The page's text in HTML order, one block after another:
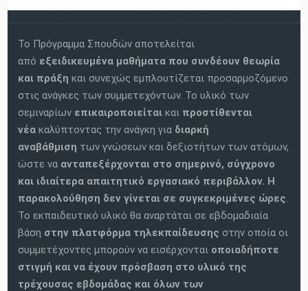
Το Πρόγραμμα Σπουδών αποτελείται
από εξειδικευμένα μαθήματα που συνδέουν θεωρία
και πράξη και συνεχώς εμπλουτίζεται προσαρμοζόμενο
στις ανάγκες των συμμετεχόντων. Το υλικό των
σεμιναρίων επικαιροποιείται και προστίθενται
νέακαλύπτοντας την ανάγκη για διαρκή
αναβάθμιση των γνώσεων και δεξιοτήτων των ατόμων,
ώστε να ανταπεξέρχονται στο σημερινό, σύγχρονο
και ιδιαίτερα απαιτητικό εργασιακό περιβάλλον. Η
παρακολούθηση δεν γίνεται σε συγκεκριμένες ώρες.
Το εκπαιδευτικό υλικό θα αναρτάται σε εβδομαδιαία
βάση στην πλατφόρμα τηλεκπαίδευσης στην οποία οι
συμμετέχοντες μπορούν να εισέρχονται οποιαδήποτε
στιγμή και να έχουν πρόσβαση στο υλικό της
τρέχουσας εβδομάδας και όλων των